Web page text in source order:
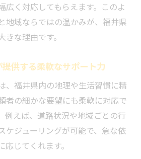
広く対応してもらえます。このよ
地域ならではの温かみが、福井県
な理由です。
供する柔軟なサポート力
、福井県内の地理や生活習慣に精
者の細かな要望にも柔軟に対応で
例えば、道路状況や地域ごとの行
ケジューリングが可能で、急な依
じてくれます。